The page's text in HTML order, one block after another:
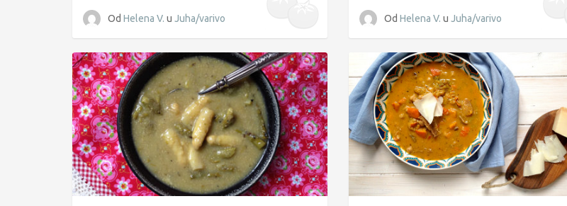
Od Helena V. u Juha/varivo Od Helena V. u Juha/varivo